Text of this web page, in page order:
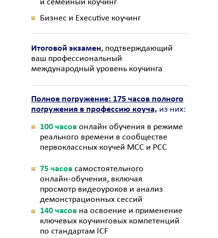
Итоговой экзамен, подтверждающий
ваш профессиональный
международный уровень коучинга
Полное погружение: 175 часов полного
погружения в профессию коуча, из них:
100 часов онлайн обучения в режиме
реального времени в сообществе
первоклассных коучей МСС и РСС
140 часов на освоение и применение
ключевых коучинговых компетенций
по стандартам ICF
75 часов самостоятельного
онлайн-обучения, включая
просмотр видеоуроков и анализ
демонстрационных сессий
и семейный коучинг
Бизнес и Executive коучинг